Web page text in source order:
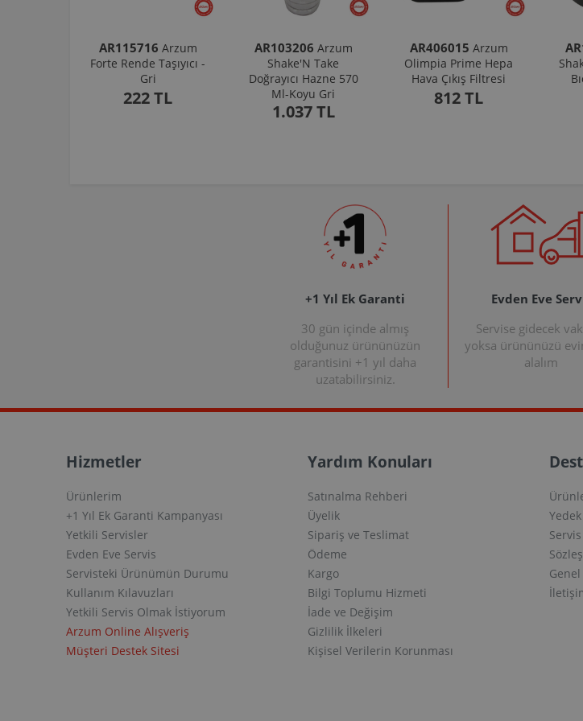
AR115716 Arzum
Forte Rende Taşıyıcı -
Gri
222 TL
AR103206 Arzum
Shake'N Take
Doğrayıcı Hazne 570
Ml-Koyu Gri
1.037 TL
AR406015 Arzum
Olimpia Prime Hepa
Hava Çıkış Filtresi
812 TL
+1 Yıl Ek Garanti
30 gün içinde almış
olduğunuz ürününüzün
garantisini +1 yıl daha
uzatabilirsiniz.
Evden Eve
Servise gidecek
yoksa ürününüzü
alalım
Hizmetler
Ürünlerim
+1 Yıl Ek Garanti Kampanyası
Yetkili Servisler
Evden Eve Servis
Servisteki Ürünümün Durumu
Kullanım Kılavuzları
Yetkili Servis Olmak İstiyorum
Arzum Online Alışveriş
Müşteri Destek Sitesi
Yardım Konuları
Satınalma Rehberi
Üyelik
Sipariş ve Teslimat
Ödeme
Kargo
Bilgi Toplumu Hizmeti
İade ve Değişim
Gizlilik İlkeleri
Kişisel Verilerin Korunması